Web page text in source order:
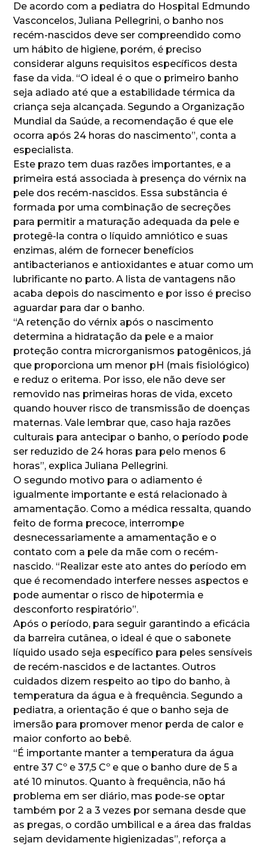
De acordo com a pediatra do Hospital Edmundo
Vasconcelos, Juliana Pellegrini, o banho nos
recém-nascidos deve ser compreendido como
um hábito de higiene, porém, é preciso
considerar alguns requisitos específicos desta
fase da vida. “O ideal é o que o primeiro banho
seja adiado até que a estabilidade térmica da
criança seja alcançada. Segundo a Organização
Mundial da Saúde, a recomendação é que ele
ocorra após 24 horas do nascimento”, conta a
especialista.
Este prazo tem duas razões importantes, e a
primeira está associada à presença do vérnix na
pele dos recém-nascidos. Essa substância é
formada por uma combinação de secreções
para permitir a maturação adequada da pele e
protegê-la contra o líquido amniótico e suas
enzimas, além de fornecer benefícios
antibacterianos e antioxidantes e atuar como um
lubrificante no parto. A lista de vantagens não
acaba depois do nascimento e por isso é preciso
aguardar para dar o banho.
“A retenção do vérnix após o nascimento
determina a hidratação da pele e a maior
proteção contra microrganismos patogênicos, já
que proporciona um menor pH (mais fisiológico)
e reduz o eritema. Por isso, ele não deve ser
removido nas primeiras horas de vida, exceto
quando houver risco de transmissão de doenças
maternas. Vale lembrar que, caso haja razões
culturais para antecipar o banho, o período pode
ser reduzido de 24 horas para pelo menos 6
horas”, explica Juliana Pellegrini.
O segundo motivo para o adiamento é
igualmente importante e está relacionado à
amamentação. Como a médica ressalta, quando
feito de forma precoce, interrompe
desnecessariamente a amamentação e o
contato com a pele da mãe com o recém-
nascido. “Realizar este ato antes do período em
que é recomendado interfere nesses aspectos e
pode aumentar o risco de hipotermia e
desconforto respiratório”.
Após o período, para seguir garantindo a eficácia
da barreira cutânea, o ideal é que o sabonete
líquido usado seja específico para peles sensíveis
de recém-nascidos e de lactantes. Outros
cuidados dizem respeito ao tipo do banho, à
temperatura da água e à frequência. Segundo a
pediatra, a orientação é que o banho seja de
imersão para promover menor perda de calor e
maior conforto ao bebê.
“É importante manter a temperatura da água
entre 37 Cº e 37,5 Cº e que o banho dure de 5 a
até 10 minutos. Quanto à frequência, não há
problema em ser diário, mas pode-se optar
também por 2 a 3 vezes por semana desde que
as pregas, o cordão umbilical e a área das fraldas
sejam devidamente higienizadas”, reforça a